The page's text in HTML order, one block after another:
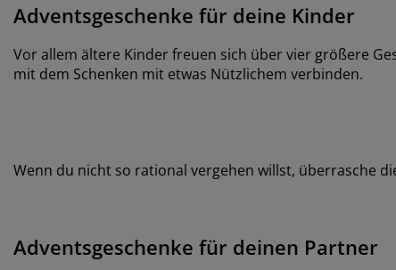
Adventsgeschenke für deine Kinder
Vor allem ältere Kinder freuen sich über vier größere
mit dem Schenken mit etwas Nützlichem verbinden.
Wenn du nicht so rational vergehen willst, überrasche
Adventsgeschenke für deinen Partner